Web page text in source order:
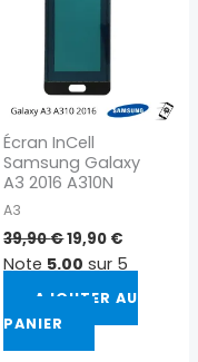
Écran InCell
Samsung Galaxy
A3 2016 A310N
A3
39,90€19,90 €
Note 5.00 sur 5
AJOUTER AU
PANIER